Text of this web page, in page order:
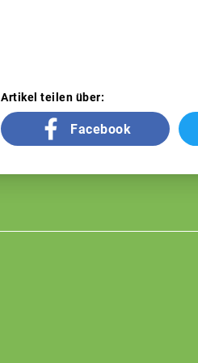
Artikel teilen über:
Facebook